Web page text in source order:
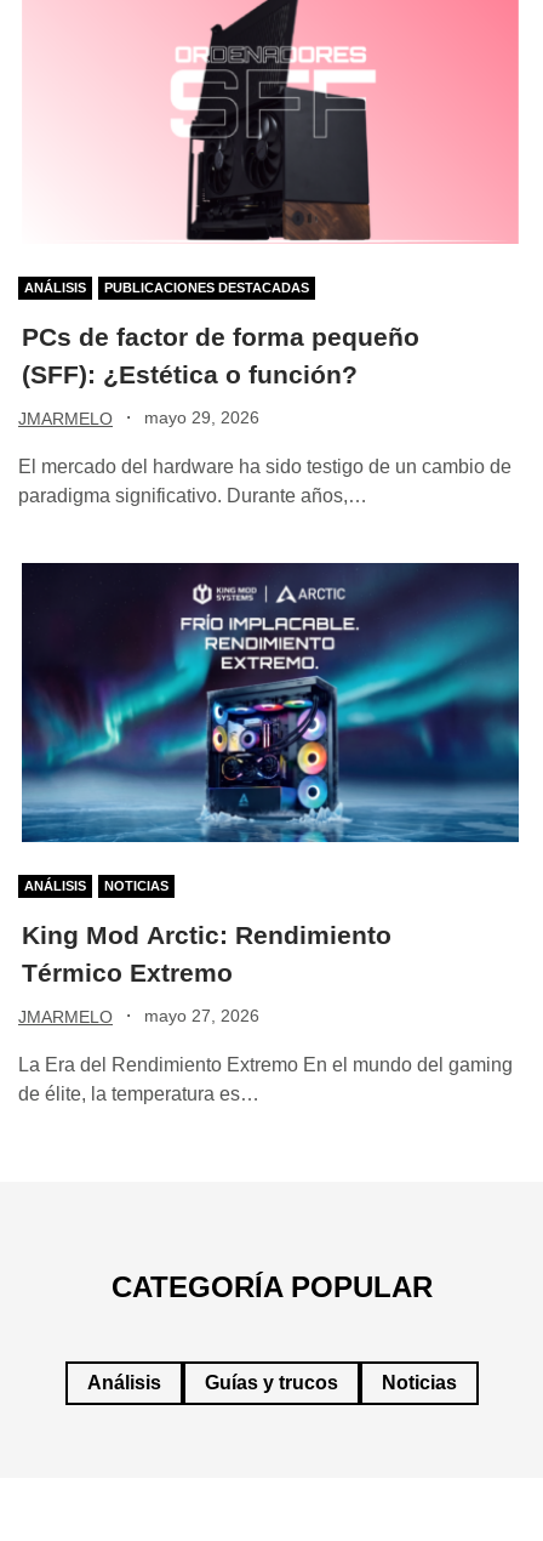
ANÁLISIS PUBLICACIONES DESTACADAS
PCs de factor de forma pequeño
(SFF): ¿Estética o función?
JMARMELO · mayo 29, 2026
El mercado del hardware ha sido testigo de un cambio de
paradigma significativo. Durante años,…
ANÁLISIS NOTICIAS
King Mod Arctic: Rendimiento
Térmico Extremo
JMARMELO · mayo 27, 2026
La Era del Rendimiento Extremo En el mundo del gaming
de élite, la temperatura es…
CATEGORÍA POPULAR
Análisis Guías y trucos Noticias